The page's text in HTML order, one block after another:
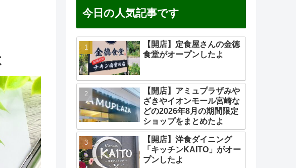
今日の人気記事です
【開店】定食屋さんの金徳
食堂がオープンしたよ
【開店】アミュプラザみや
ざきやイオンモール宮崎な
どの2026年8月の期間限定
ショップをまとめたよ
【開店】洋食ダイニング
「キッチンKAITO」がオー
プンしたよ